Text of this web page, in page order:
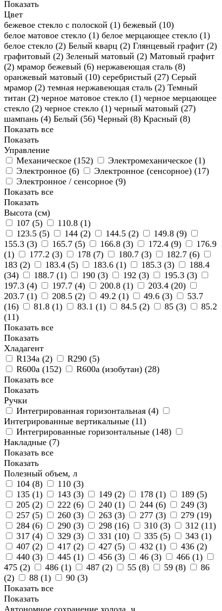
Показать
Цвет
бежевое стекло с полоской (1) бежевый (10)
белое матовое стекло (1) белое мерцающее стекло (1)
белое стекло (2) Белый кварц (2) Глянцевый графит (2)
графитовый (2) Зеленый матовый (2) Матовый графит
(2) мрамор бежевый (6) нержавеющая сталь (8)
оранжевый матовый (10) серебристый (27) Серый
мрамор (2) темная нержавеющая сталь (2) Темный
титан (2) черное матовое стекло (1) черное мерцающее
стекло (2) черное стекло (1) черный матовый (27)
шампань (4) Белый (56) Черный (8) Красный (8)
Показать все
Показать
Управление
Механическое (152) Электромеханическое (1)
Электронное (6) Электронное (сенсорное) (17)
Электронное / сенсорное (9)
Показать все
Показать
Высота (см)
107 (5) 110.8 (1)
123.5 (5) 144 (2) 144.5 (2) 149.8 (9)
155.3 (3) 165.7 (5) 166.8 (3) 172.4 (9)
176.9
(1) 177.2 (3) 178 (7) 180.7 (3) 182.7 (6)
183 (2) 183.4 (5) 183.6 (1) 185.3 (3)
188.4
(34) 188.7 (1) 190 (3) 192 (3) 195.3 (3)
197.3 (4) 197.7 (4) 200.8 (1) 203.4 (20)
203.7 (1) 208.5 (2) 49.2 (1) 49.6 (3)
53.7
(16) 81.8 (1) 83.1 (1) 84.5 (2) 85 (3)
85.2
(11)
Показать все
Показать
Хладагент
R134а (2) R290 (5)
R600a (152) R600a (изобутан) (28)
Показать все
Показать
Ручки
Интегрированная горизонтальная (4)
Интегрированные вертикальные (11)
Интегрированные горизонтальные (148)
Накладные (7)
Показать все
Показать
Полезный объем, л
104 (8) 110 (3)
135 (1) 143 (3) 149 (2) 178 (1) 189 (5)
205 (2) 222 (6) 240 (1) 244 (6) 249 (3)
257 (5) 260 (3) 263 (3) 277 (3) 279 (19)
284 (6) 290 (3) 298 (16) 310 (3) 312 (11)
317 (4) 329 (3) 331 (10) 335 (5) 343 (1)
407 (2) 417 (2) 427 (5) 432 (1) 436 (2)
440 (3) 445 (1) 456 (3) 46 (3) 466 (1)
475 (2) 486 (1) 487 (2) 55 (8) 59 (8)
86
(2) 88 (1) 90 (3)
Показать все
Показать
Автономное сохранение холода, ч